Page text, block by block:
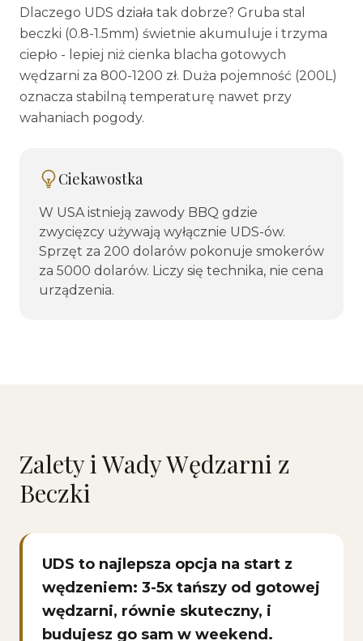
Dlaczego UDS działa tak dobrze? Gruba stal
beczki (0.8-1.5mm) świetnie akumuluje i trzyma
ciepło - lepiej niż cienka blacha gotowych
wędzarni za 800-1200 zł. Duża pojemność (200L)
oznacza stabilną temperaturę nawet przy
wahaniach pogody.
Ciekawostka
W USA istnieją zawody BBQ gdzie
zwycięzcy używają wyłącznie UDS-ów.
Sprzęt za 200 dolarów pokonuje smokerów
za 5000 dolarów. Liczy się technika, nie cena
urządzenia.
Zalety i Wady Wędzarni z
Beczki
UDS to najlepsza opcja na start z
wędzeniem: 3-5x tańszy od gotowej
wędzarni, równie skuteczny, i
budujesz go sam w weekend.